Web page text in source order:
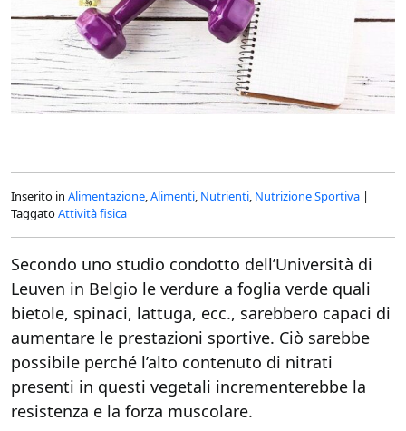
Inserito in Alimentazione,Alimenti, Nutrienti, Nutrizione Sportiva |
TaggatoAttività fisica
Secondo uno studio condotto dell’Università di
Leuven in Belgio le verdure a foglia verde quali
bietole, spinaci, lattuga, ecc., sarebbero capaci di
aumentare le prestazioni sportive. Ciò sarebbe
possibile perché l’alto contenuto di nitrati
presenti in questi vegetali incrementerebbe la
resistenza e la forza muscolare.